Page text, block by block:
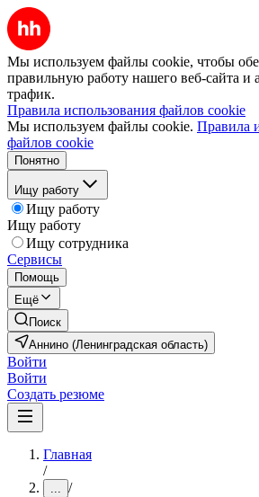
Мы используем файлы cookie, чтобы
правильную работу нашего веб-сайта и
трафик.
Правила использования файлов cookie
Мы используем файлы cookie. Правила
файлов cookie
Понятно
Ищу работу
Ищу работу
Ищу работу
Ищу сотрудника
Сервисы
Помощь
Ещё
Поиск
Аннино (Ленинградская область)
Войти
Войти
Создать резюме
Главная
/
... /